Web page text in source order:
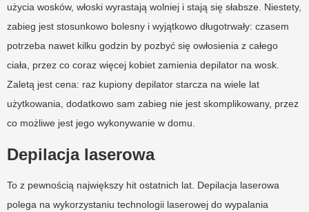
użycia wosków, włoski wyrastają wolniej i stają się słabsze. Niestety,
zabieg jest stosunkowo bolesny i wyjątkowo długotrwały: czasem
potrzeba nawet kilku godzin by pozbyć się owłosienia z całego
ciała, przez co coraz więcej kobiet zamienia depilator na wosk.
Zaletą jest cena: raz kupiony depilator starcza na wiele lat
użytkowania, dodatkowo sam zabieg nie jest skomplikowany, przez
co możliwe jest jego wykonywanie w domu.
Depilacja laserowa
To z pewnością największy hit ostatnich lat. Depilacja laserowa
polega na wykorzystaniu technologii laserowej do wypalania